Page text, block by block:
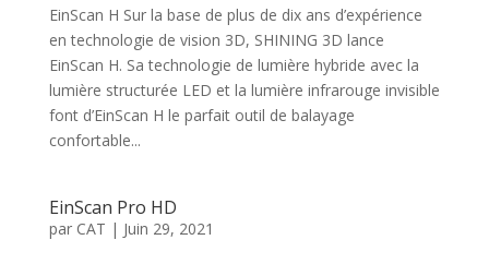
EinScan H Sur la base de plus de dix ans d’expérience
en technologie de vision 3D, SHINING 3D lance
EinScan H. Sa technologie de lumière hybride avec la
lumière structurée LED et la lumière infrarouge invisible
font d’EinScan H le parfait outil de balayage
confortable...
EinScan Pro HD
par CAT | Juin 29, 2021